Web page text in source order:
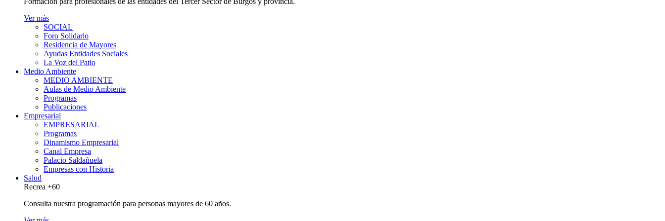
Ver más
SOCIAL
Foro Solidario
Residencia de Mayores
Ayudas Entidades Sociales
La Voz del Patio
Medio Ambiente
MEDIO AMBIENTE
Aulas de Medio Ambiente
Programas
Publicaciones
Empresarial
EMPRESARIAL
Programas
Dinamismo Empresarial
Canal Empresa
Palacio Saldañuela
Empresas con Historia
Salud
Recrea +60
Consulta nuestra programación para personas mayores de 60 años.